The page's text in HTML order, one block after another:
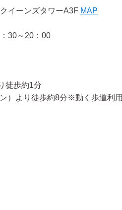
イーンズタワーA3F MAP
30～20：00
徒歩約1分
）より徒歩約8分※動く歩道利用